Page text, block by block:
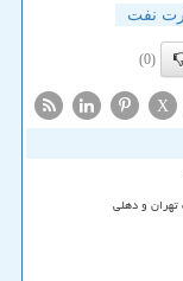
نفت
(0)
X
و دهلی